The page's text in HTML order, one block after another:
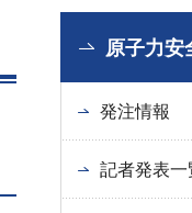
原子力安
発注情報
記者発表一